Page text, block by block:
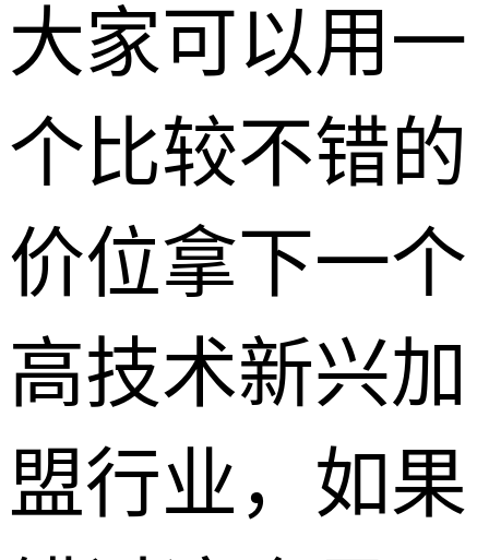
大家可以用一
个比较不错的
价位拿下一个
高技术新兴加
盟行业，如果